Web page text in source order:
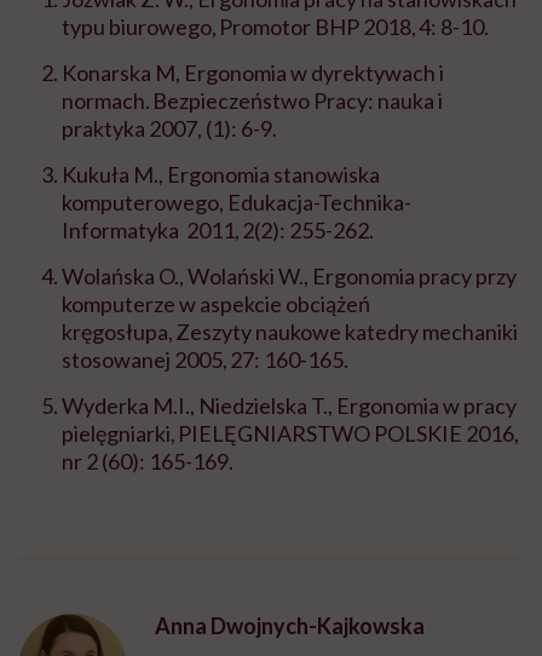
typu biurowego, Promotor BHP 2018, 4: 8-10.
Konarska M, Ergonomia w dyrektywach i
normach. Bezpieczeństwo Pracy: nauka i
praktyka 2007, (1): 6-9.
Kukuła M., Ergonomia stanowiska
komputerowego, Edukacja-Technika-
Informatyka 2011, 2(2): 255-262.
Wolańska O., Wolański W., Ergonomia pracy przy
komputerze w aspekcie obciążeń
kręgosłupa, Zeszyty naukowe katedry mechaniki
stosowanej 2005, 27: 160-165.
Wyderka M.I., Niedzielska T., Ergonomia w pracy
pielęgniarki, PIELĘGNIARSTWO POLSKIE 2016,
nr 2 (60): 165-169.
Anna Dwojnych-Kajkowska